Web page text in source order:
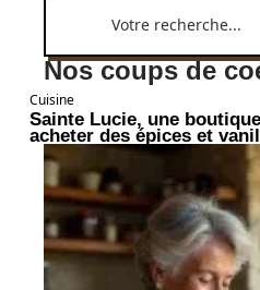
Nos coups de
Cuisine
Sainte Lucie, une
acheter des épices et